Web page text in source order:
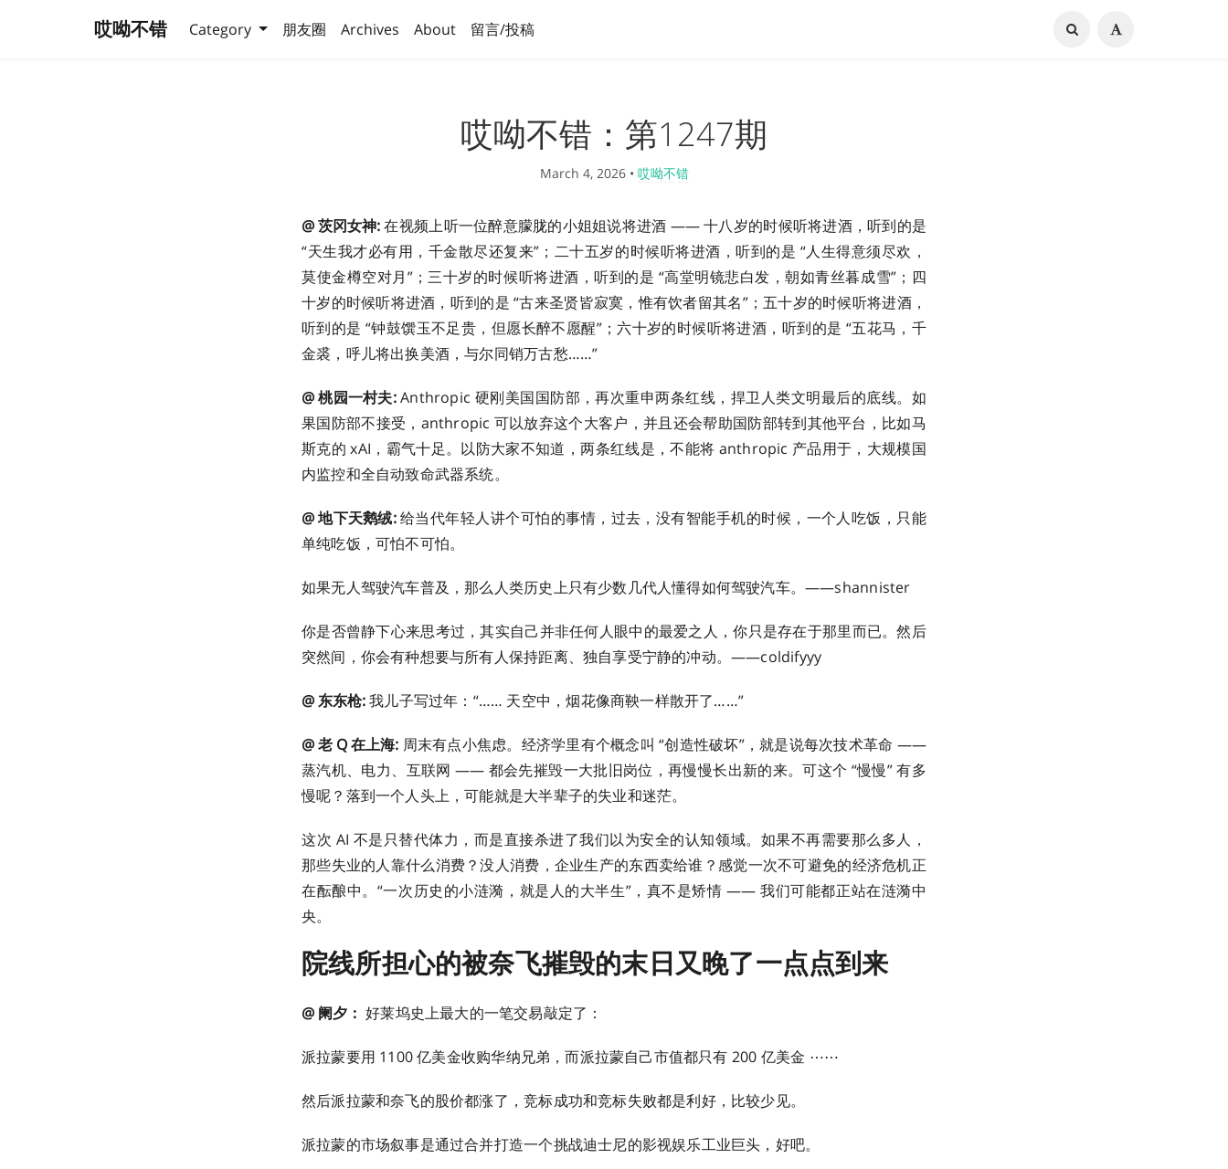
哎呦不错 Category 朋友圈 Archives About 留言/投稿
哎呦不错：第1247期
March 4, 2026 • 哎呦不错
@ 茨冈女神:在视频上听一位醉意朦胧的小姐姐说将进酒 —— 十八岁的时候听将进酒，听到的是
“天生我才必有用，千金散尽还复来”；二十五岁的时候听将进酒，听到的是 “人生得意须尽欢，
莫使金樽空对月”；三十岁的时候听将进酒，听到的是 “高堂明镜悲白发，朝如青丝暮成雪”；四
十岁的时候听将进酒，听到的是 “古来圣贤皆寂寞，惟有饮者留其名”；五十岁的时候听将进酒，
听到的是 “钟鼓馔玉不足贵，但愿长醉不愿醒”；六十岁的时候听将进酒，听到的是 “五花马，千
金裘，呼儿将出换美酒，与尔同销万古愁……”
@ 桃园一村夫:Anthropic 硬刚美国国防部，再次重申两条红线，捍卫人类文明最后的底线。如
果国防部不接受，anthropic 可以放弃这个大客户，并且还会帮助国防部转到其他平台，比如马
斯克的 xAI，霸气十足。以防大家不知道，两条红线是，不能将 anthropic 产品用于，大规模国
内监控和全自动致命武器系统。 ​​​
@ 地下天鹅绒:给当代年轻人讲个可怕的事情，过去，没有智能手机的时候，一个人吃饭，只能
单纯吃饭，可怕不可怕。 ​​​
如果无人驾驶汽车普及，那么人类历史上只有少数几代人懂得如何驾驶汽车。——shannister ​​​
你是否曾静下心来思考过，其实自己并非任何人眼中的最爱之人，你只是存在于那里而已。然后
突然间，你会有种想要与所有人保持距离、独自享受宁静的冲动。——coldifyyy ​​​
@ 东东枪:我儿子写过年：“…… 天空中，烟花像商鞅一样散开了……” ​​​
@ 老 Q 在上海: 周末有点小焦虑。经济学里有个概念叫 “创造性破坏”，就是说每次技术革命 ——
蒸汽机、电力、互联网 —— 都会先摧毁一大批旧岗位，再慢慢长出新的来。可这个 “慢慢” 有多
慢呢？落到一个人头上，可能就是大半辈子的失业和迷茫。
这次 AI 不是只替代体力，而是直接杀进了我们以为安全的认知领域。如果不再需要那么多人，
那些失业的人靠什么消费？没人消费，企业生产的东西卖给谁？感觉一次不可避免的经济危机正
在酝酿中。“一次历史的小涟漪，就是人的大半生”，真不是矫情 —— 我们可能都正站在涟漪中
央。
院线所担心的被奈飞摧毁的末日又晚了一点点到来
@ 阑夕： 好莱坞史上最大的一笔交易敲定了：
派拉蒙要用 1100 亿美金收购华纳兄弟，而派拉蒙自己市值都只有 200 亿美金 ⋯⋯
然后派拉蒙和奈飞的股价都涨了，竞标成功和竞标失败都是利好，比较少见。
派拉蒙的市场叙事是通过合并打造一个挑战迪士尼的影视娱乐工业巨头，好吧。